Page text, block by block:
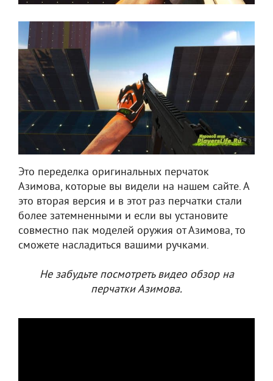
Это переделка оригинальных перчаток
Азимова, которые вы видели на нашем сайте. А
это вторая версия и в этот раз перчатки стали
более затемненными и если вы установите
совместно пак моделей оружия от Азимова, то
сможете насладиться вашими ручками.
Не забудьте посмотреть видео обзор на
перчатки Азимова.